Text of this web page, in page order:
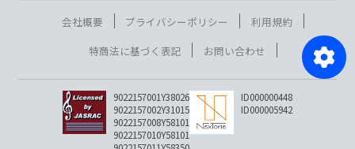
会社概要 プライバシーポリシー
利用規約
特商法に基づく表記
お問い合わせ
9022157001Y38026
9022157002Y31015
9022157008Y58101
9022157010Y58101
ID000000448
ID000005942